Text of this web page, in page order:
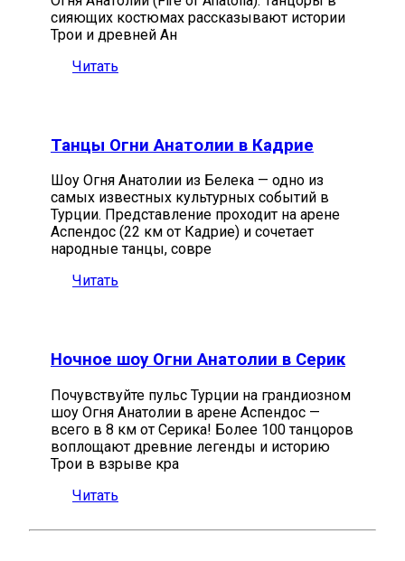
сияющих костюмах рассказывают истории
Трои и древней Ан
Читать
Танцы Огни Анатолии в Кадрие
Шоу Огня Анатолии из Белека — одно из
самых известных культурных событий в
Турции. Представление проходит на арене
Аспендос (22 км от Кадрие) и сочетает
народные танцы, совре
Читать
Ночное шоу Огни Анатолии в Серик
Почувствуйте пульс Турции на грандиозном
шоу Огня Анатолии в арене Аспендос —
всего в 8 км от Серика! Более 100 танцоров
воплощают древние легенды и историю
Трои в взрыве кра
Читать